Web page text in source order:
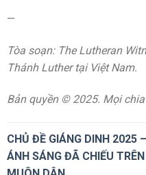
—
Tòa soạn: The Lutheran
Thánh Luther tại Việt Nam.
Bản quyền © 2025. Mọi
CHỦ ĐỀ GIÁNG DINH 2025 –
ÁNH SÁNG ĐÃ CHIẾU TRÊN